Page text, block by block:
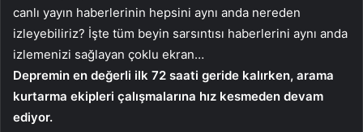
canlı yayın haberlerinin hepsini aynı anda nereden
izleyebiliriz? İşte tüm beyin sarsıntısı haberlerini aynı anda
izlemenizi sağlayan çoklu ekran…
Depremin en değerli ilk 72 saati geride kalırken, arama
kurtarma ekipleri çalışmalarına hız kesmeden devam
ediyor.